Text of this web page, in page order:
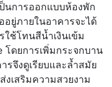
นการออกแบบห้องพัก
อยู่ภายในอาคารจะได้
ช้โทนสีน้ำเงินเข้ม
โดยการเพิ่มกระจกบาน
รจึงดูเรียบและล้ำสมัย
เสริมความสวยงาม